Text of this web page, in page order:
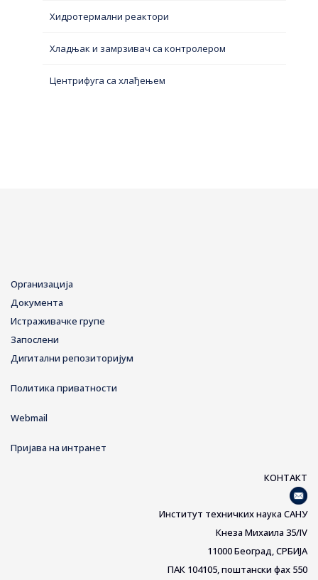
Хидротермални реактори
Хладњак и замрзивач са контролером
Центрифуга са хлађењем
Организација
Документа
Истраживачке групе
Запослени
Дигитални репозиторијум
Политика приватности
Webmail
Пријава на интранет
КОНТАКТ
Институт техничких наука САНУ
Кнеза Михаила 35/IV
11000 Београд, СРБИЈА
ПАК 104105, поштански фах 550